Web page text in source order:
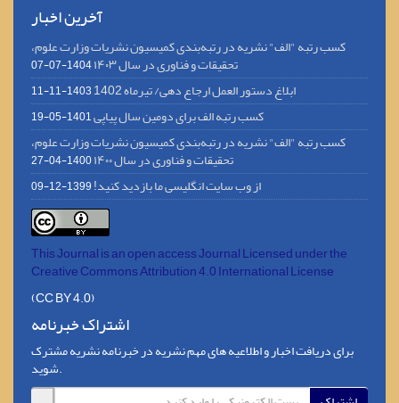
آخرین اخبار
کسب رتبه "الف" نشریه در رتبه‌بندی کمیسیون نشریات وزارت علوم،
تحقیقات و فناوری در سال ۱۴۰۳ 1404-07-07
ابلاغ دستور العمل ارجاع دهی/ تیرماه 1402 1403-11-11
کسب رتبه الف برای دومین سال پیاپی1401-05-19
کسب رتبه "الف" نشریه در رتبه‌بندی کمیسیون نشریات وزارت علوم،
تحقیقات و فناوری در سال ۱۴۰۰ 1400-04-27
از وب سایت انگلیسی ما بازدید کنید!1399-12-09
This Journal is an open access Journal Licensedunder the
Creative Commons Attribution 4.0 International License
(CC BY 4.0)
اشتراک خبرنامه
برای دریافت اخبار و اطلاعیه های مهم نشریه در خبرنامه نشریه مشترک
شوید.